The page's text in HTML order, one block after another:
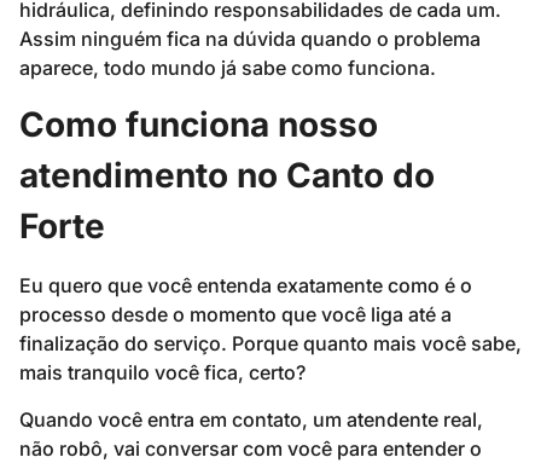
hidráulica, definindo responsabilidades de cada um.
Assim ninguém fica na dúvida quando o problema
aparece, todo mundo já sabe como funciona.
Como funciona nosso
atendimento no Canto do
Forte
Eu quero que você entenda exatamente como é o
processo desde o momento que você liga até a
finalização do serviço. Porque quanto mais você sabe,
mais tranquilo você fica, certo?
Quando você entra em contato, um atendente real,
não robô, vai conversar com você para entender o